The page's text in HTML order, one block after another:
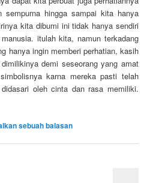
sempurna hingga sampai kita hanya
kita dibumi ini tidak hanya sendiri
itulah kita, namun terkadang
hanya ingin memberi perhatian, kasih
demi seseorang yang amat
karna mereka pasti telah
oleh cinta dan rasa memiliki.
sebuah balasan